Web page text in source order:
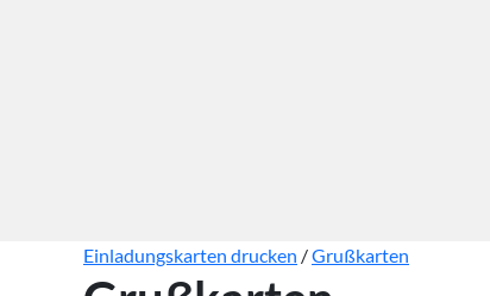
Einladungskarten drucken /Grußkarten